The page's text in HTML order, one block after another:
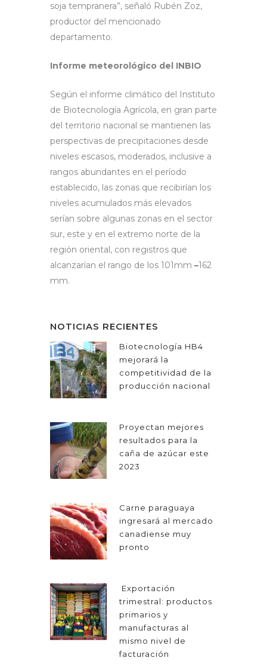
soja tempranera”, señaló Rubén Zoz,
productor del mencionado
departamento.
Informe meteorológico del INBIO
Según el informe climático del Instituto
de Biotecnología Agrícola, en gran parte
del territorio nacional se mantienen las
perspectivas de precipitaciones desde
niveles escasos, moderados, inclusive a
rangos abundantes en el período
establecido, las zonas que recibirían los
niveles acumulados más elevados
serían sobre algunas zonas en el sector
sur, este y en el extremo norte de la
región oriental, con registros que
alcanzarían el rango de los 101mm –162
mm.
NOTICIAS RECIENTES
Biotecnología HB4
mejorará la
competitividad de la
producción nacional
Proyectan mejores
resultados para la
caña de azúcar este
2023
Carne paraguaya
ingresará al mercado
canadiense muy
pronto
Exportación
trimestral: productos
primarios y
manufacturas al
mismo nivel de
facturación